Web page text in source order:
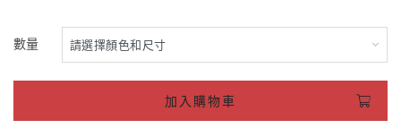
數量
加入購物車